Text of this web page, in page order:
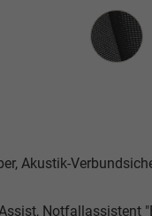
Akustik-
Notfallassistent